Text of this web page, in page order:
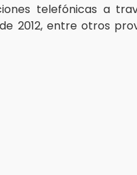
telefónicas a
2012, entre otros